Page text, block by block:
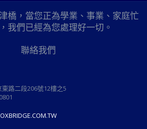
橋，當您正為學業、事業、家庭忙
我們已經為您處理好一切。
聯絡我們
路二段206號12樓之5